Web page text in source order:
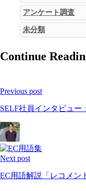
アンケート調査
未分類
Continue
Previous post
SELF社員インタビュー
Next post
EC用語解説「レコメン